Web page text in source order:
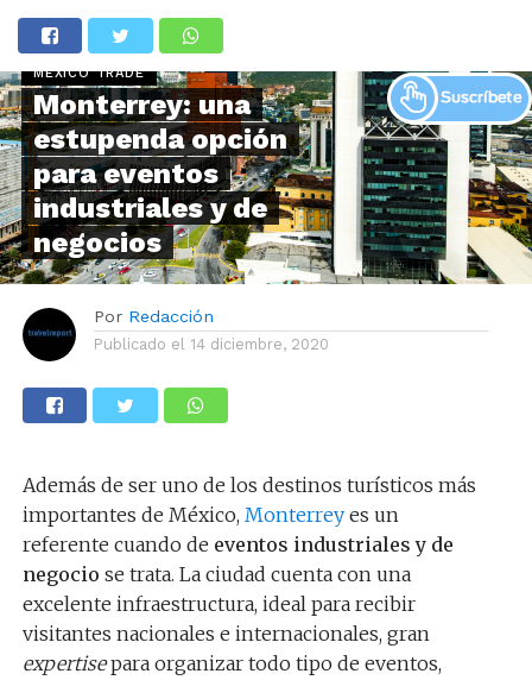
MÉXICO TRADE
Monterrey: una
estupenda opción
para eventos
industriales y de
negocios
Por Redacción
Publicado el 14 diciembre, 2020
Además de ser uno de los destinos turísticos más
importantes de México, Monterreyes un
referente cuando de eventos industriales y de
negocio se trata. La ciudad cuenta con una
excelente infraestructura, ideal para recibir
visitantes nacionales e internacionales, gran
expertisepara organizar todo tipo de eventos,